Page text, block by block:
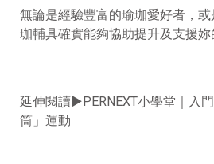
無論是經驗豐富的瑜珈愛好者，
珈輔具確實能夠協助提升及支援妳
延伸閱讀►PERNEXT小學堂｜入
筒」運動